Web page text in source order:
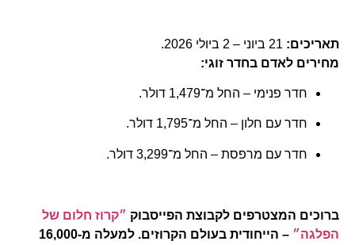
תאריכים:21 ביוני – 2 ביולי 2026.
מחירים לאדם בחדר זוגי:
חדר פנימי – החל מ־1,479 דולר.
חדר עם חלון – החל מ־1,795 דולר.
חדר עם מרפסת – החל מ־3,299 דולר.
ברוכים המצטרפים לקבוצת הפייסבוק״קרוז חלום של
הפלגה״
– הייחודית בעולם הקרוזים. למעלה מ-16,000